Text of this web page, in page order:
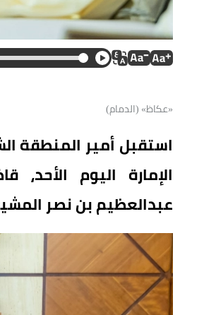
«عكاظ» (الدمام)
استقبل أمير المنطقة
الإمارة اليوم
عبدالعظيم بن نصر